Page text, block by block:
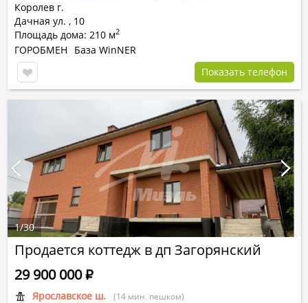
Королев г.
Дачная ул. , 10
Площадь дома: 210 м2
ГОРОБМЕН
База WinNER
Показать телефон
Продается коттедж в дп Загорянский
Ярославское ш. (14 мин. пешком)
29 900 000Р
1/30